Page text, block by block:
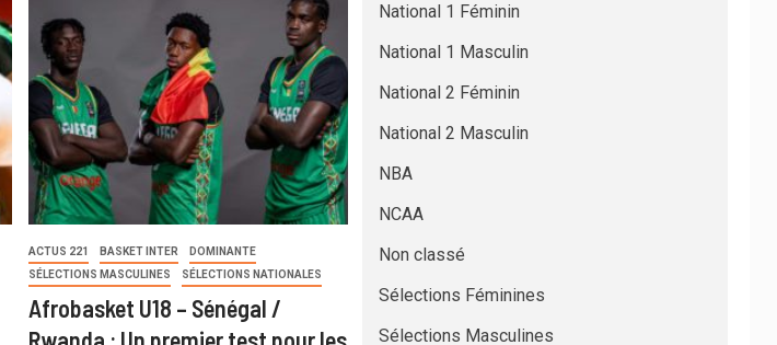
ACTUS 221 BASKET INTER
DOMINANTE
SÉLECTIONS MASCULINES
SÉLECTIONS NATIONALES
Afrobasket U18 – Sénégal /
National 1 Féminin
National 1 Masculin
National 2 Féminin
National 2 Masculin
NBA
NCAA
Non classé
Sélections Féminines
Sélections Masculines